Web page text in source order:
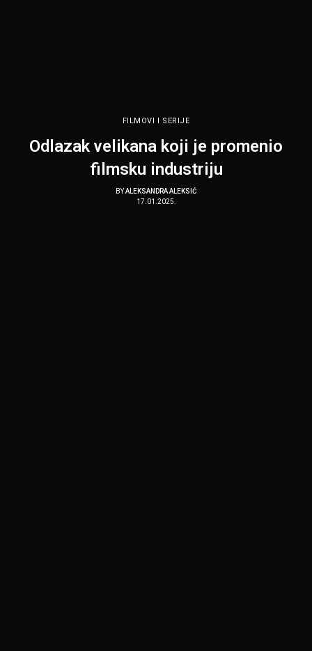
FILMOVI I SERIJE
Odlazak velikana koji je promenio
filmsku industriju
BY ALEKSANDRA ALEKSIĆ
17.01.2025.